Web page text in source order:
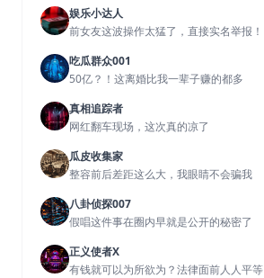
娱乐小达人
前女友这波操作太猛了，直接实名举报！
吃瓜群众001
50亿？！这离婚比我一辈子赚的都多
真相追踪者
网红翻车现场，这次真的凉了
瓜皮收集家
整容前后差距这么大，我眼睛不会骗我
八卦侦探007
假唱这件事在圈内早就是公开的秘密了
正义使者X
有钱就可以为所欲为？法律面前人人平等